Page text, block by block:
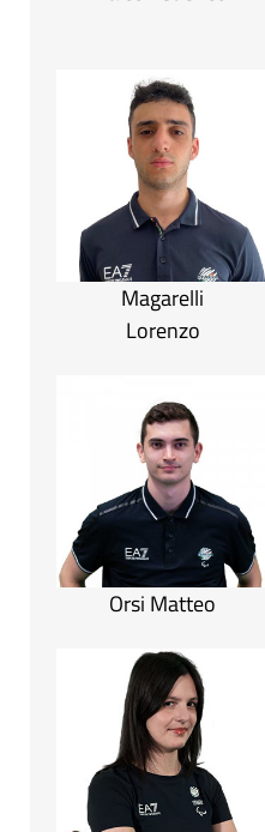
Magarelli
Lorenzo
Orsi Matteo